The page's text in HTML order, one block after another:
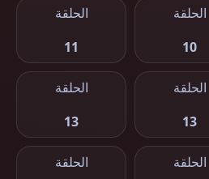
الحلقة
10
الحلقة
11
الحلقة
13
الحلقة
13
الحلقة
الحلقة